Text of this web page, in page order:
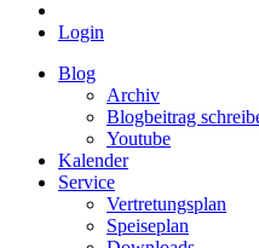
Login
Blog
Archiv
Blogbeitrag
Youtube
Kalender
Service
Vertretungsplan
Speiseplan